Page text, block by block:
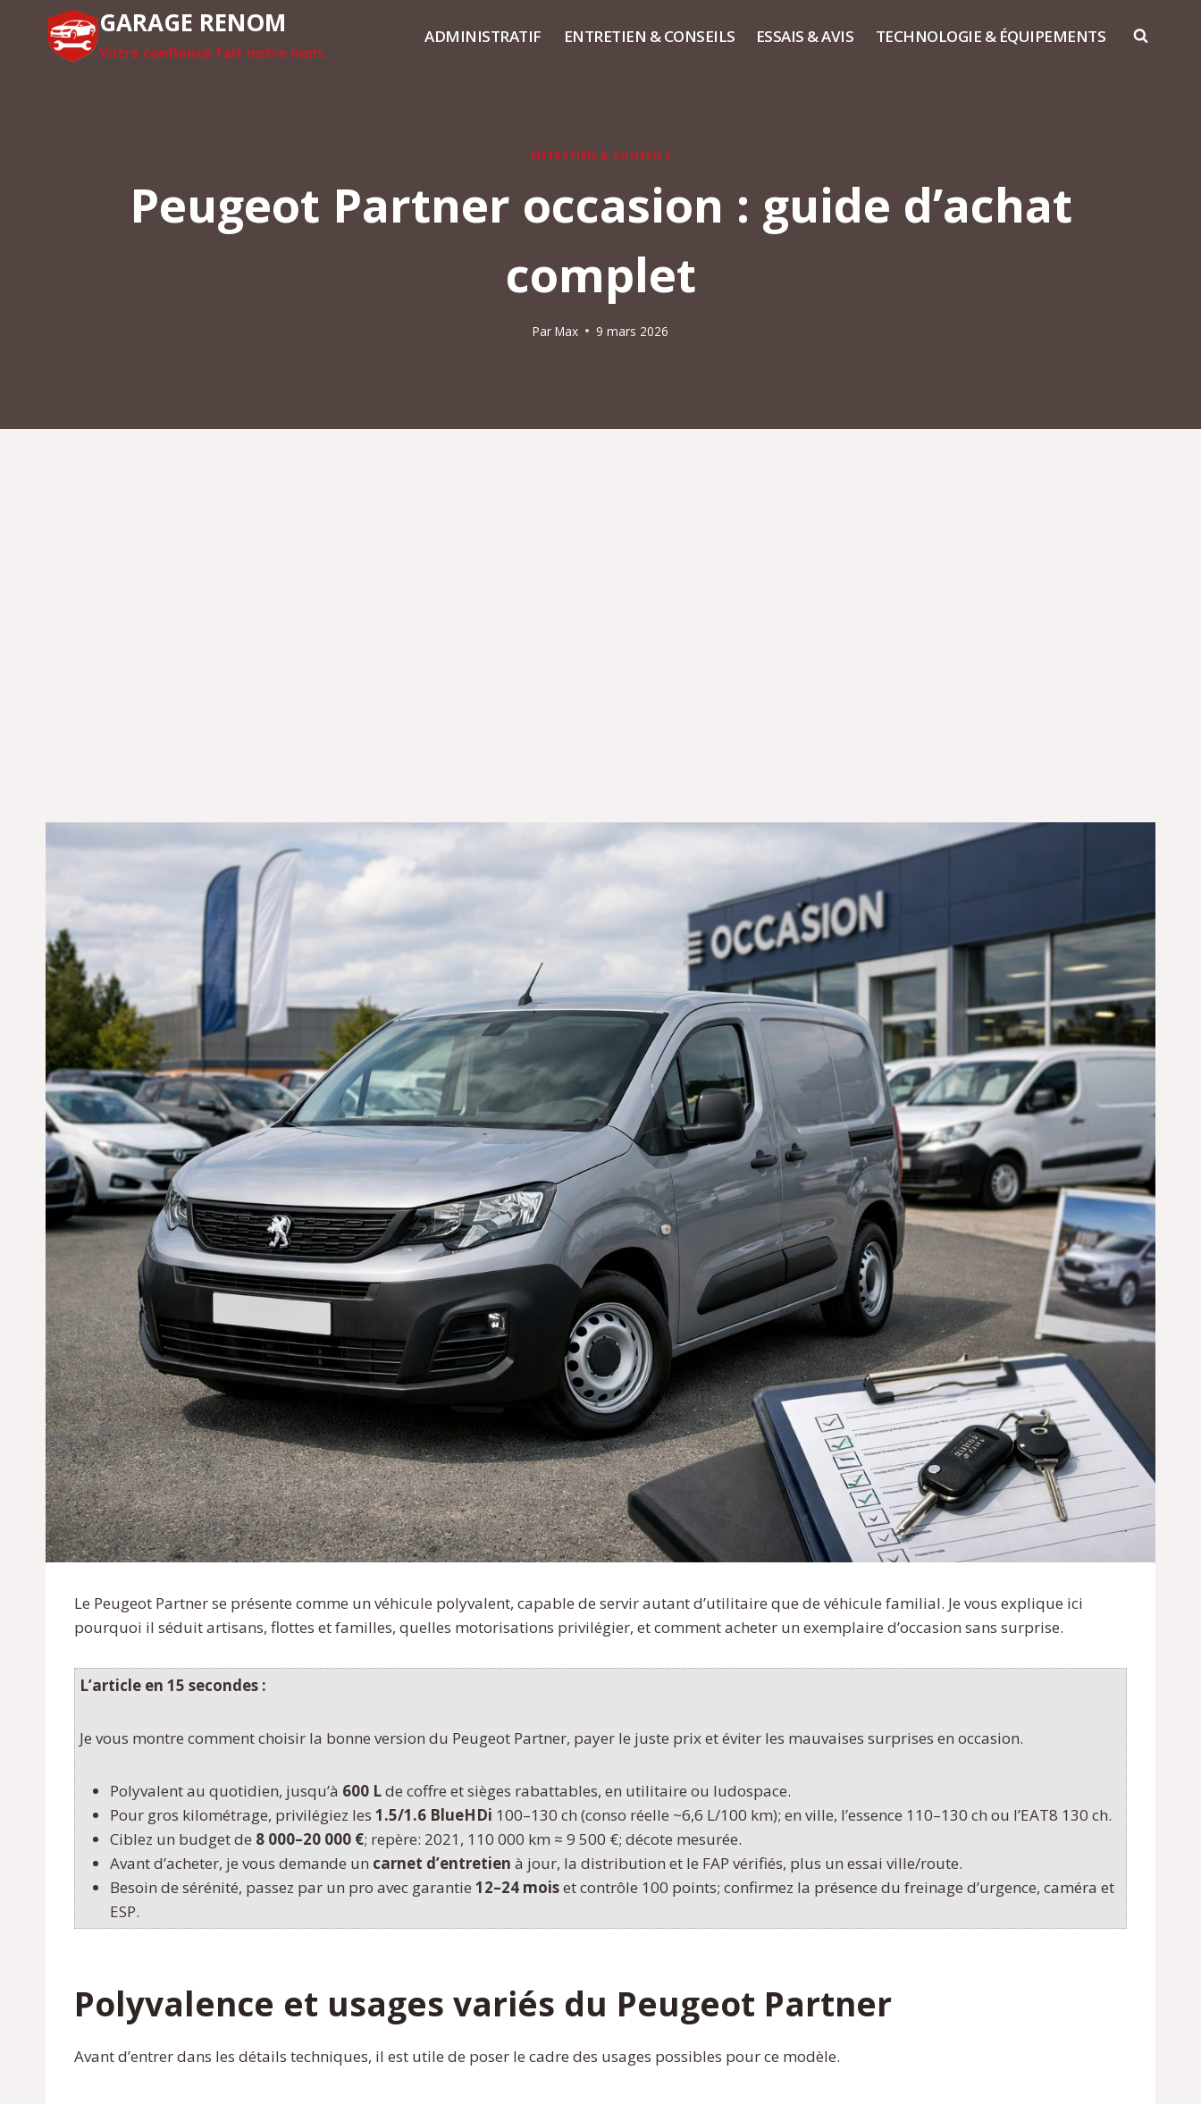
contenu
GARAGE RENOM
Votre confiance fait notre nom.
ADMINISTRATIF ENTRETIEN & CONSEILS ESSAIS & AVIS TECHNOLOGIE & ÉQUIPEMENTS
ENTRETIEN & CONSEILS
Peugeot Partner occasion : guide d’achat
complet
Par Max 9 mars 2026
Le Peugeot Partner se présente comme un véhicule polyvalent, capable de servir autant d’utilitaire que de véhicule familial. Je vous explique ici
pourquoi il séduit artisans, flottes et familles, quelles motorisations privilégier, et comment acheter un exemplaire d’occasion sans surprise.
L’article en 15 secondes :
Je vous montre comment choisir la bonne version du Peugeot Partner, payer le juste prix et éviter les mauvaises surprises en occasion.
Polyvalent au quotidien, jusqu’à 600 Lde coffre et sièges rabattables, en utilitaire ou ludospace.
Pour gros kilométrage, privilégiez les 1.5/1.6 BlueHDi 100–130 ch (conso réelle ~6,6 L/100 km); en ville, l’essence 110–130 ch ou l’EAT8 130 ch.
Ciblez un budget de 8 000–20 000 €; repère: 2021, 110 000 km ≈ 9 500 €; décote mesurée.
Avant d’acheter, je vous demande un carnet d’entretien à jour, la distribution et le FAP vérifiés, plus un essai ville/route.
Besoin de sérénité, passez par un pro avec garantie 12–24 moiset contrôle 100 points; confirmez la présence du freinage d’urgence, caméra et
ESP.
Polyvalence et usages variés du Peugeot Partner
Avant d’entrer dans les détails techniques, il est utile de poser le cadre des usages possibles pour ce modèle.